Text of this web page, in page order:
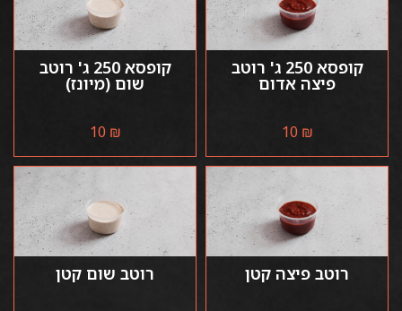
קופסא 250 ג' רוטב
פיצה אדום
10 ₪
קופסא 250 ג' רוטב
שום (מיונז)
10 ₪
רוטב פיצה קטן רוטב שום קטן